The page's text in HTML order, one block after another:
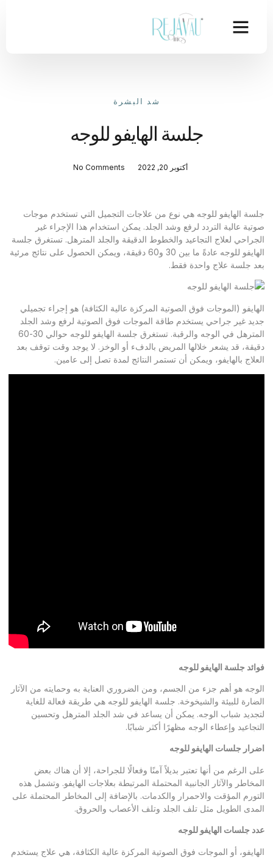
شد البشرة
جلسة الهايفو للوجه
أكتوبر 20, 2022 No Comments
جلسة الهايفو للوجه هي نوع من علاجات التجميل التي تستخدم موجات
صوتية عالية التردد لرفع وشد الجلد. يمكن استخدام هذا الإجراء غير
الجراحي لعلاج التجاعيد والخطوط الدقيقة والجلد المترهل. تستغرق جلسة
الهايفو للوجه عادةً ما بين 30 و60 دقيقة، ويمكن الحصول على نتائج مرئية
بعد جلسة علاج واحدة فقط.
الهايفو (الموجات فوق الصوتية المركزة عالية الكثافة) هو إجراء تجميلي
جديد غير جراحي يستخدم طاقة الموجات فوق الصوتية لرفع وشد الجلد
المترهل في الوجه والرقبة. تستغرق جلسة الهايفو للوجه حوالي 30-60
دقيقة، قد يشعر خلالها المريض بالدفء أو الوخز. لا يوجد وقت توقف بعد
العلاج بالهايفو، ويمكن أن تستمر النتائج لمدة تصل إلى عامين.
فوائد جلسة الهايفو للوجه
الوجه هو أهم جزء من الجسم، ومن الضروري العناية به وحمايته من الآثار
الضارة للبيئة والشيخوخة. جلسة الهايفو للوجه هي طريقة فعالة للغاية
لتجديد شباب الوجه. يمكن أن يساعد في شد الجلد المترهل وتحسين
التجاعيد وإعطاء الوجه مظهرًا أكثر شبابًا.
اضرار جلسات الهايفو للوجه
على الرغم من أنها تعتبر بديلاً آمنًا وفعالًا للجراحة، إلا أن هناك بعض
المخاطر والآثار الجانبية المحتملة المرتبطة بعلاجات الهايفو. وتشمل هذه
التورم المؤقت والاحمرار والكدمات. بالإضافة إلى المخاطر المحتملة على
المدى الطويل مثل تلف الجلد وتلف الأعصاب والحروق.
عدد جلسات الهايفو للوجه
الهايفو، أو الموجات فوق الصوتية المركزة عالية الكثافة، هي علاج يستخدم